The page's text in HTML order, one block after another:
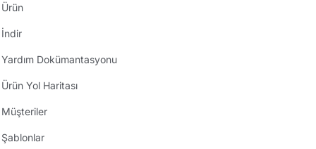
Ürün
İndir
Yardım Dokümantasyonu
Ürün Yol Haritası
Müşteriler
Şablonlar